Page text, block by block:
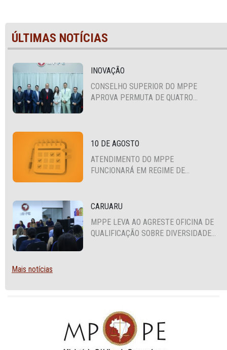
ÚLTIMAS NOTÍCIAS
INOVAÇÃO
CONSELHO SUPERIOR DO MPPE
APROVA PERMUTA DE QUATRO
10 DE AGOSTO
ATENDIMENTO DO MPPE
FUNCIONARÁ EM REGIME DE
CARUARU
MPPE LEVA AO AGRESTE OFICINA DE
QUALIFICAÇÃO SOBRE DIVERSIDADE
Mais notícias